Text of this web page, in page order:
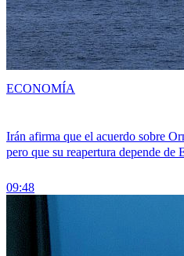
Irán afirma que el acuerdo sobre
pero que su reapertura depende de
09:48
ECONOMÍA